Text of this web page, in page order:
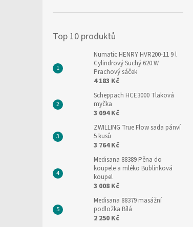
Top 10 produktů
Numatic HENRY HVR200-11 9 l
Cylindrový Suchý 620 W
Prachový sáček
4 183 Kč
Scheppach HCE3000 Tlaková
myčka
3 094 Kč
ZWILLING True Flow sada pánví
5 kusů
3 764 Kč
Medisana 88389 Pěna do
koupele a mléko Bublinková
koupel
3 008 Kč
Medisana 88379 masážní
podložka Bílá
2 250 Kč